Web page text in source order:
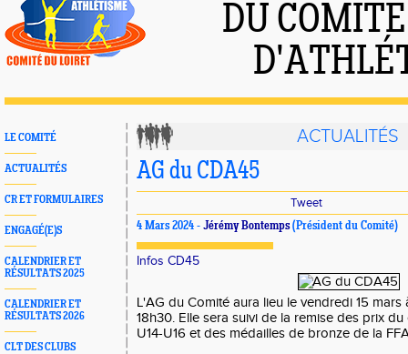
DU
LE COMITÉ
ACTUALITÉS
CR ET FORMULAIRES
ENGAGÉ(E)S
CALENDRIER ET
RÉSULTATS 2025
CALENDRIER ET
RÉSULTATS 2026
CLT DES CLUBS
ACTUALITÉS
AG du CDA45
Tweet
4 Mars 2024 - Jérémy Bontemps(Président du Comité)
Infos CD45
L'AG du Comité aura lieu le vendredi 15
18h30. Elle sera suivi de la remise des prix
U14-U16 et des médailles de bronze de la